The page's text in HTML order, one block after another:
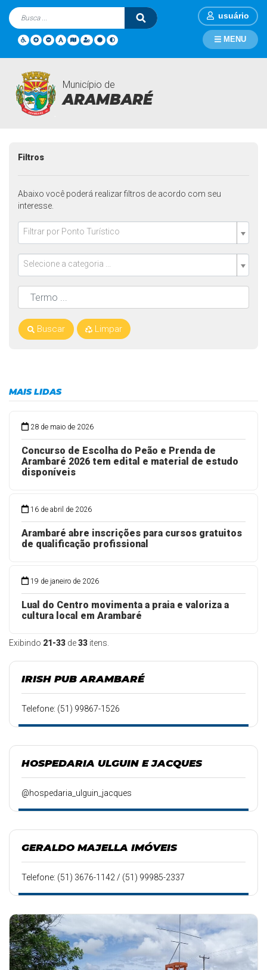
usuário
Município de
ARAMBARÉ
MENU
Pontos Turisticos
Exibindo 21-33 de33 itens.
IRISH PUB ARAMBARÉ
Telefone: (51) 99867-1526
HOSPEDARIA ULGUIN E JACQUES
@hospedaria_ulguin_jacques
GERALDO MAJELLA IMÓVEIS
Telefone: (51) 3676-1142 / (51) 99985-2337
Filtros
Abaixo você poderá realizar filtros de acordo com seu
interesse.
Filtrar por Ponto Turístico
Selecione a categoria ...
Buscar Limpar
MAIS LIDAS
28 de maio de 2026
Concurso de Escolha do Peão e Prenda de
Arambaré 2026 tem edital e material de estudo
disponíveis
16 de abril de 2026
Arambaré abre inscrições para cursos gratuitos
de qualificação profissional
19 de janeiro de 2026
Lual do Centro movimenta a praia e valoriza a
cultura local em Arambaré